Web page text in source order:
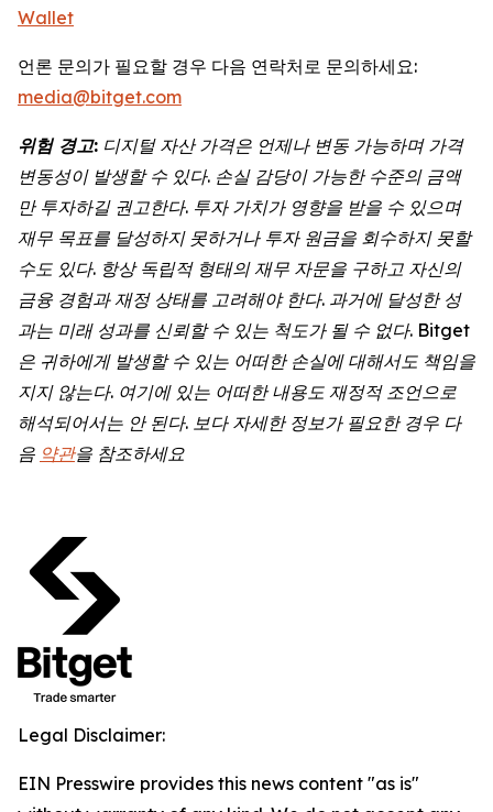
Wallet
언론 문의가 필요할 경우 다음 연락처로 문의하세요:
media@bitget.com
위험 경고: 디지털 자산 가격은 언제나 변동 가능하며 가격
변동성이 발생할 수 있다. 손실 감당이 가능한 수준의 금액
만 투자하길 권고한다. 투자 가치가 영향을 받을 수 있으며
재무 목표를 달성하지 못하거나 투자 원금을 회수하지 못할
수도 있다. 항상 독립적 형태의 재무 자문을 구하고 자신의
금융 경험과 재정 상태를 고려해야 한다. 과거에 달성한 성
과는 미래 성과를 신뢰할 수 있는 척도가 될 수 없다. Bitget
은 귀하에게 발생할 수 있는 어떠한 손실에 대해서도 책임을
지지 않는다. 여기에 있는 어떠한 내용도 재정적 조언으로
해석되어서는 안 된다. 보다 자세한 정보가 필요한 경우 다
음 약관을 참조하세요
Legal Disclaimer:
EIN Presswire provides this news content "as is"